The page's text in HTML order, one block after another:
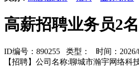
高薪招聘业务员2名
ID编号：890255 类型： 时间：
【招聘】公司名称:聊城市瀚宇网络科